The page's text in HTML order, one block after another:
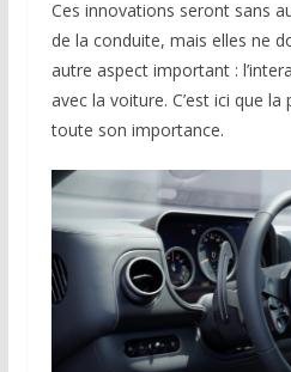
Ces innovations seront sans
de la conduite, mais elles ne
autre aspect important :
avec la voiture. C’est ici que
toute son importance.